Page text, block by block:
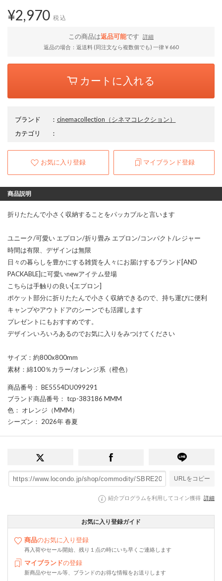
¥2,970 税込
この商品は返品可能です
詳細
返品の場合：返送料 (同注文なら複数個でも) 一律￥660
カートに入れる
ブランド ： cinemacollection （シネマコレクション）
カテゴリ
：
お気に入り登録 マイブランド登録
商品説明
折りたたんで小さく収納することをパッカブルと言います
ユニーク/可愛い エプロン/折り畳み エプロン/コンパクト/レジャー
時間は有限、デザインは無限
日々の暮らしを豊かにする雑貨を人々にお届けするブランド[AND
PACKABLE]に可愛いnewアイテム登場
こちらは手触りの良い[エプロン]
ポケット部分に折りたたんで小さく収納できるので、持ち運びに便利
キャンプやアウトドアのシーンでも活躍します
プレゼントにもおすすめです。
デザインいろいろあるのでお気に入りをみつけてください
サイズ：約800x800mm
素材：綿100％カラー/オレンジ系（橙色）
商品番号 ： BE5554DU099291
ブランド商品番号 ： tcp-383186 MMM
色 ： オレンジ（MMM）
シーズン ： 2026年 春夏
URLをコピー
紹介プログラムを利用してコイン獲得 詳細
お気に入り登録ガイド
商品のお気に入り登録
再入荷やセール開始、残り１点の時にいち早くご連絡します
マイブランドの登録
新商品やセール等、ブランドのお得な情報をお送りします